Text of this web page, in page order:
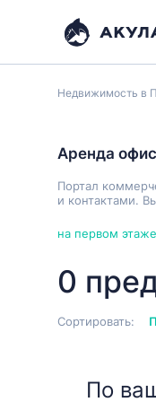
Недвижимость в
Аренда
Портал
и контактами.
на первом этаже
0
Сортировать:
По